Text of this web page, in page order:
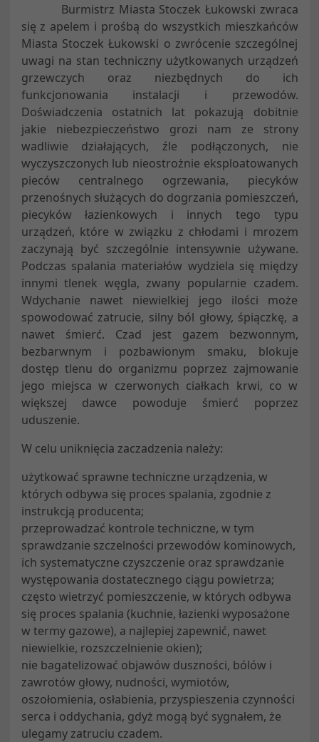
Burmistrz Miasta Stoczek Łukowski zwraca
się z apelem i prośbą do wszystkich mieszkańców
Miasta Stoczek Łukowski o zwrócenie szczególnej
uwagi na stan techniczny użytkowanych urządzeń
grzewczych oraz niezbędnych do ich
funkcjonowania instalacji i przewodów.
Doświadczenia ostatnich lat pokazują dobitnie
jakie niebezpieczeństwo grozi nam ze strony
wadliwie działających, źle podłączonych, nie
wyczyszczonych lub nieostrożnie eksploatowanych
pieców centralnego ogrzewania, piecyków
przenośnych służących do dogrzania pomieszczeń,
piecyków łazienkowych i innych tego typu
urządzeń, które w związku z chłodami i mrozem
zaczynają być szczególnie intensywnie używane.
Podczas spalania materiałów wydziela się między
innymi tlenek węgla, zwany popularnie czadem.
Wdychanie nawet niewielkiej jego ilości może
spowodować zatrucie, silny ból głowy, śpiączkę, a
nawet śmierć. Czad jest gazem bezwonnym,
bezbarwnym i pozbawionym smaku, blokuje
dostęp tlenu do organizmu poprzez zajmowanie
jego miejsca w czerwonych ciałkach krwi, co w
większej dawce powoduje śmierć poprzez
uduszenie.
W celu uniknięcia zaczadzenia należy:
użytkować sprawne techniczne urządzenia, w
których odbywa się proces spalania, zgodnie z
instrukcją producenta;
przeprowadzać kontrole techniczne, w tym
sprawdzanie szczelności przewodów kominowych,
ich systematyczne czyszczenie oraz sprawdzanie
występowania dostatecznego ciągu powietrza;
często wietrzyć pomieszczenie, w których odbywa
się proces spalania (kuchnie, łazienki wyposażone
w termy gazowe), a najlepiej zapewnić, nawet
niewielkie, rozszczelnienie okien);
nie bagatelizować objawów duszności, bólów i
zawrotów głowy, nudności, wymiotów,
oszołomienia, osłabienia, przyspieszenia czynności
serca i oddychania, gdyż mogą być sygnałem, że
ulegamy zatruciu czadem.